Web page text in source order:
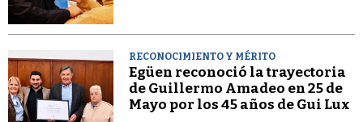
RECONOCIMIENTO Y MÉRITO
Egüen reconoció la trayectoria
de Guillermo Amadeo en 25 de
Mayo por los 45 años de Gui Lux